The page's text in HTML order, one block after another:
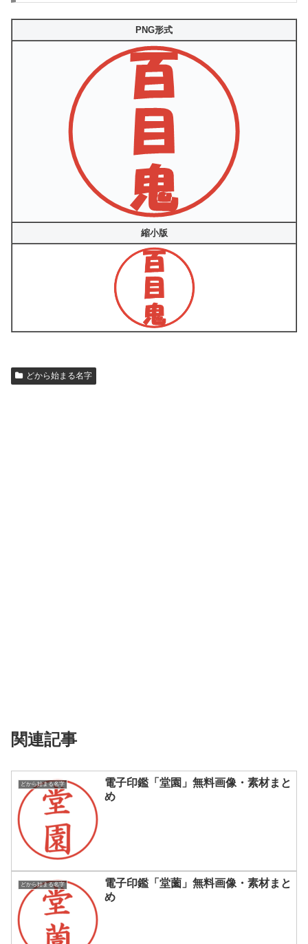
PNG形式
縮小版
どから始まる名字
関連記事
どから始まる名字
電子印鑑「堂園」無料画像・素材まと
め
どから始まる名字
電子印鑑「堂薗」無料画像・素材まと
め